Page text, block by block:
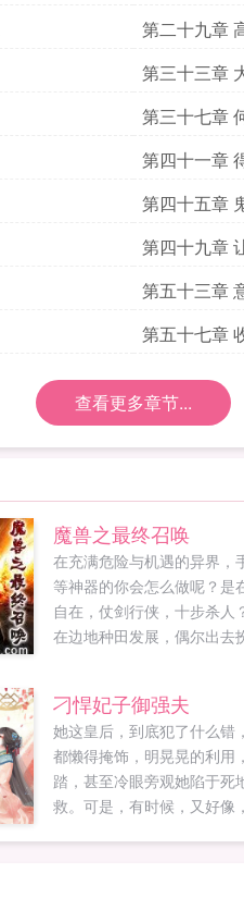
第二十九章
第三十三章
第三十七章
第四十一章
第四十五章
第四十九章
第五十三章
第五十七章
查看更多章节...
魔兽之最终召唤
在充满危险与机遇的异界，
等神器的你会怎么做呢？是
自在，仗剑行侠，十步杀人
在边地种田发展，偶尔出去
运？这便是唐纳德在异界奋
门砖，本书神器名字。...
刁悍妃子御强夫
她这皇后，到底犯了什么错
都懒得掩饰，明晃晃的利用
踏，甚至冷眼旁观她陷于死
救。可是，有时候，又好像